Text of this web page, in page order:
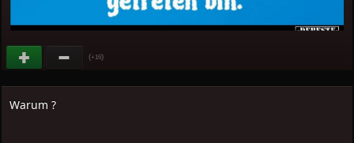
(+16)
Warum ?